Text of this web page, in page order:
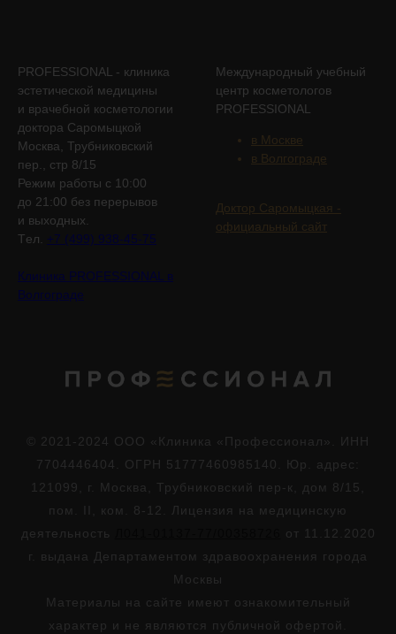
PROFESSIONAL - клиника
эстетической медицины
и врачебной косметологии
доктора Саромыцкой
Москва, Трубниковский
пер., стр 8/15
Режим работы с 10:00
до 21:00 без перерывов
и выходных.
Tел. +7 (499) 938-45-75
Клиника PROFESSIONAL в
Волгограде
Международный учебный
центр косметологов
PROFESSIONAL
в Москве
в Волгограде
Доктор Саромыцкая -
официальный сайт
© 2021-2024 ООО «Клиника «Профессионал». ИНН
7704446404. ОГРН 51777460985140. Юр. адрес:
121099, г. Москва, Трубниковский пер-к, дом 8/15,
пом. II, ком. 8-12. Лицензия на медицинскую
деятельность
от 11.12.2020
г. выдана Департаментом здравоохранения города
Москвы
Материалы на сайте имеют ознакомительный
характер и не являются публичной офертой.